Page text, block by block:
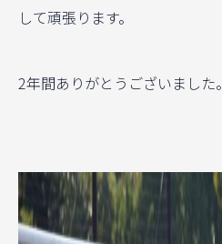
して頑張ります。
2年間ありがとうございました。